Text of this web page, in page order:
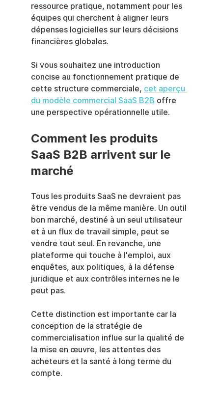
ressource pratique, notamment pour les
équipes qui cherchent à aligner leurs
dépenses logicielles sur leurs décisions
financières globales.
Si vous souhaitez une introduction
concise au fonctionnement pratique de
cette structure commerciale, cet aperçu
du modèle commercial SaaS B2B offre
une perspective opérationnelle utile.
Comment les produits
SaaS B2B arrivent sur le
marché
Tous les produits SaaS ne devraient pas
être vendus de la même manière. Un outil
bon marché, destiné à un seul utilisateur
et à un flux de travail simple, peut se
vendre tout seul. En revanche, une
plateforme qui touche à l'emploi, aux
enquêtes, aux politiques, à la défense
juridique et aux contrôles internes ne le
peut pas.
Cette distinction est importante car la
conception de la stratégie de
commercialisation influe sur la qualité de
la mise en œuvre, les attentes des
acheteurs et la santé à long terme du
compte.